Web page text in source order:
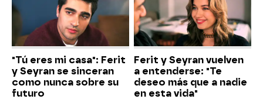
"Tú eres mi casa": Ferit
y Seyran se sinceran
como nunca sobre su
futuro
Ferit y Seyran vuelven
a entenderse: "Te
deseo más que a nadie
en esta vida"